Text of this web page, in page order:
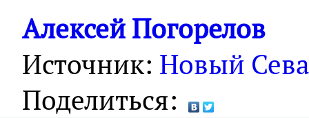
Алексей Погорелов
Источник: Новый
Поделиться: